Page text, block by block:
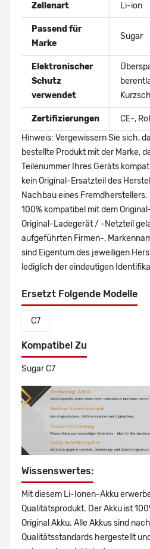
Zellenart Li-ion
Passend für
Marke
Sugar
Elektronischer
Schutz
verwendet
Zertifizierungen
CE-,
Hinweis: Vergewissern Sie sich,
bestellte Produkt mit der Marke,
Teilenummer Ihres Geräts
kein Original-Ersatzteil des
Nachbau eines
100% kompatibel mit dem
Original-Ladegerät / -Netzteil
aufgeführten Firmen-,
sind Eigentum des jeweiligen
lediglich der eindeutigen
Ersetzt Folgende Modelle
C7
Kompatibel Zu
Sugar C7
Wissenswertes:
Mit diesem Li-Ionen-Akku
Qualitätsprodukt. Der Akku ist
Original Akku. Alle Akkus sind
Qualitätsstandards hergestellt